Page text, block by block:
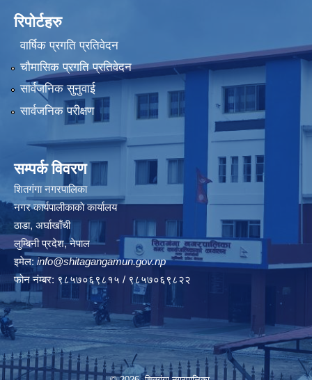
रिपोर्टहरु
वार्षिक प्रगति प्रतिवेदन
चौमासिक प्रगति प्रतिवेदन
सार्वजनिक सुनुवाई
सार्वजनिक परीक्षण
सम्पर्क विवरण
शितगंगा नगरपालिका
नगर कार्यपालीकाकाे कार्यालय
ठाडा, अर्घाखाँची
लुम्बिनी प्रदेश, नेपाल
इमेल: info@shitagangamun.gov.np
फोन नंम्बर: ९८५७०६९८१५ / ९८५७०६९८२२